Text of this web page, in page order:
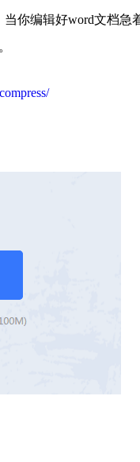
你编辑好word文档